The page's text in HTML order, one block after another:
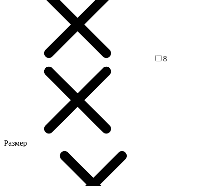
8
Размер